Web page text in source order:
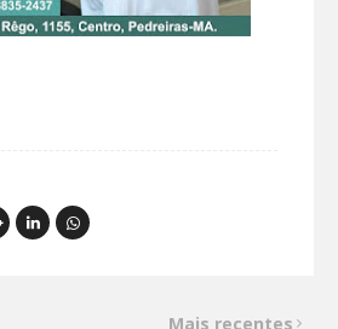
Mais recentes